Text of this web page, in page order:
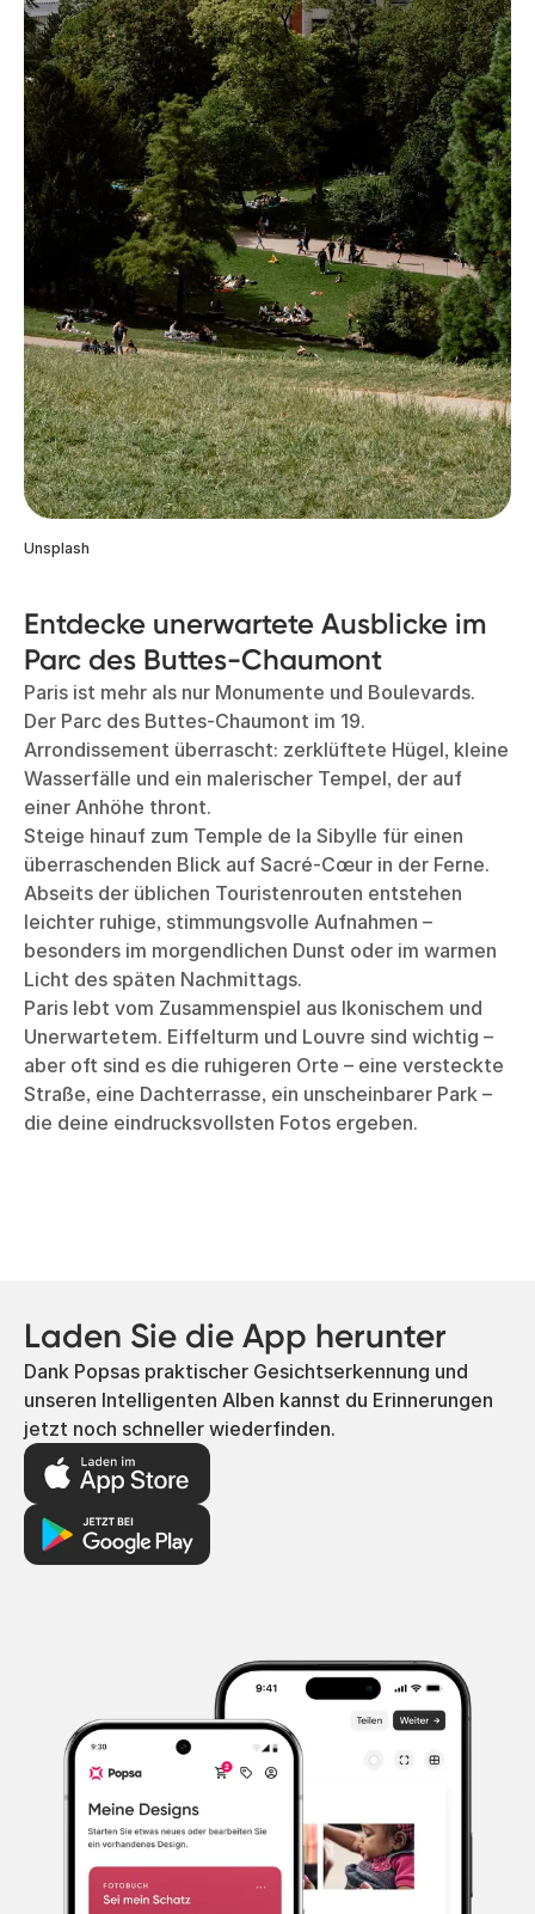
Unsplash
Entdecke unerwartete Ausblicke im
Parc des Buttes-Chaumont
Paris ist mehr als nur Monumente und Boulevards.
Der Parc des Buttes-Chaumont im 19.
Arrondissement überrascht: zerklüftete Hügel, kleine
Wasserfälle und ein malerischer Tempel, der auf
einer Anhöhe thront.
Steige hinauf zum Temple de la Sibylle für einen
überraschenden Blick auf Sacré-Cœur in der Ferne.
Abseits der üblichen Touristenrouten entstehen
leichter ruhige, stimmungsvolle Aufnahmen –
besonders im morgendlichen Dunst oder im warmen
Licht des späten Nachmittags.
Paris lebt vom Zusammenspiel aus Ikonischem und
Unerwartetem. Eiffelturm und Louvre sind wichtig –
aber oft sind es die ruhigeren Orte – eine versteckte
Straße, eine Dachterrasse, ein unscheinbarer Park –
die deine eindrucksvollsten Fotos ergeben.
Laden Sie die App herunter
Dank Popsas praktischer Gesichtserkennung und
unseren Intelligenten Alben kannst du Erinnerungen
jetzt noch schneller wiederfinden.